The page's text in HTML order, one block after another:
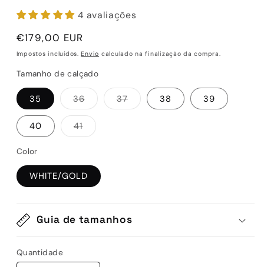
4 avaliações
Preço
normal
€179,00 EUR
Impostos incluídos.Envio calculado na finalização da compra.
Tamanho de calçado
35 36Variante
esgotada
ou
indisponível
37Variante
esgotada
38 39
40 41Variante
esgotada
Color
WHITE/GOLD
Guia de tamanhos
Quantidade
Quantidade